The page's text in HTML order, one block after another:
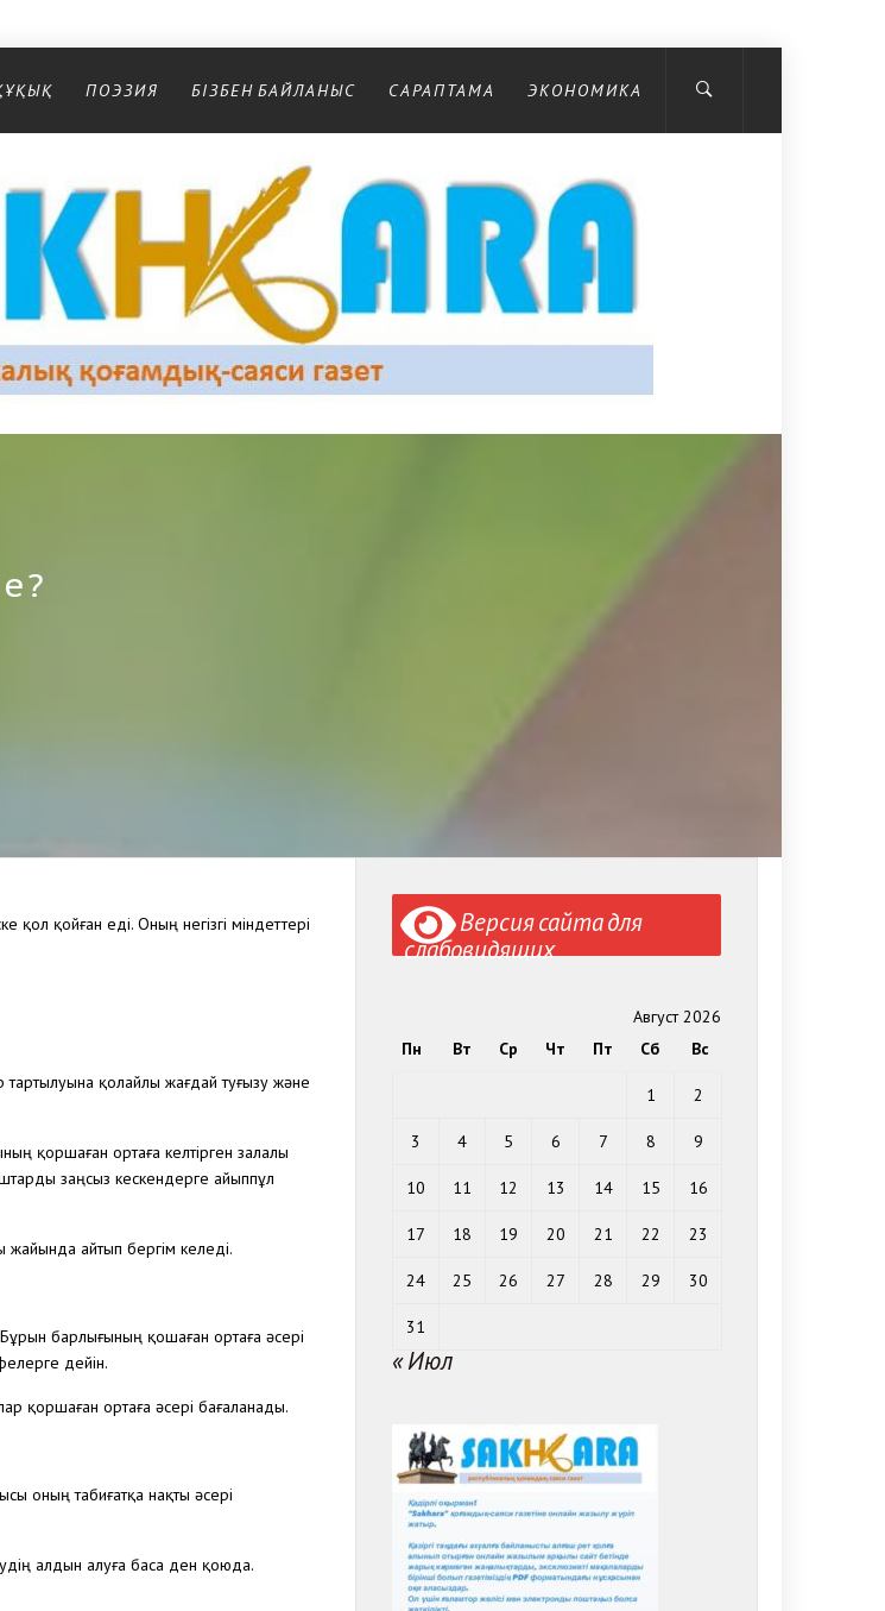
ПОЭЗИЯ БІЗБЕН БАЙЛАНЫС САРАПТАМА ЭКОНОМИКА
қоғамдық-саяси газеті
қойған еді. Оның негізгі міндеттері
тартылуына қолайлы жағдай туғызу және
қоршаған ортаға келтірген залалы
заңсыз кескендерге айыппұл
жайында айтып бергім келеді.
барлығының қошаған ортаға әсері
дейін.
қоршаған ортаға әсері бағаланады.
оның табиғатқа нақты әсері
алдын алуға баса ден қоюда.
Версия сайта для
слабовидящих
Август 2026
Пн
Вт Ср Чт Пт Сб Вс
1 2
3 4 5 6 7 8 9
10 11 12 13 14 15 16
17 18 19 20 21 22 23
24 25 26 27 28 29 30
31
« Июл